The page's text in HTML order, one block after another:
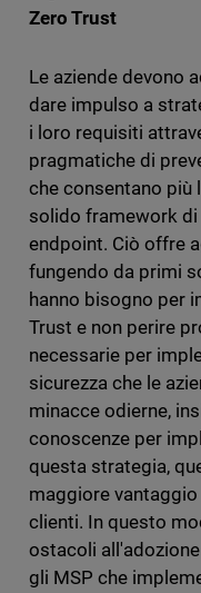
Zero Trust
Le aziende devono
dare impulso a
i loro requisiti
pragmatiche di
che consentano più
solido framework di
endpoint. Ciò offre
fungendo da primi
hanno bisogno per
Trust e non perire
necessarie per
sicurezza che le
minacce odierne,
conoscenze per
questa strategia,
maggiore
clienti. In questo
ostacoli
gli MSP che